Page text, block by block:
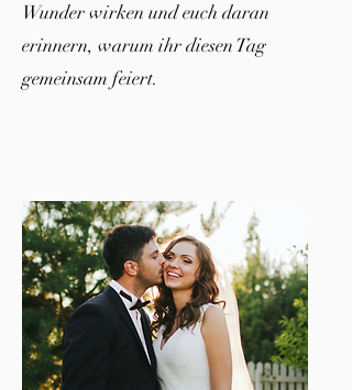
Wunder wirken und euch daran
erinnern, warum ihr diesen Tag
gemeinsam feiert.